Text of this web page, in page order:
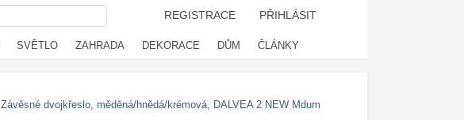
REGISTRACE PŘIHLÁSIT
SVĚTLO ZAHRADA DEKORACE DŮM ČLÁNKY
Závěsné dvojkřeslo, měděná/hnědá/krémová, DALVEA 2 NEW Mdum